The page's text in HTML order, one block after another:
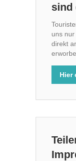
sind
uns
direkt
Hier